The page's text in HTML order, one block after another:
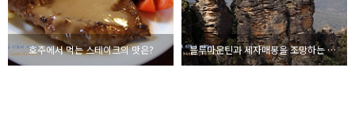
호주에서 먹는 스테이크의 맛은? 블루마운틴과 세자매봉을 조망하는 에코 포인트